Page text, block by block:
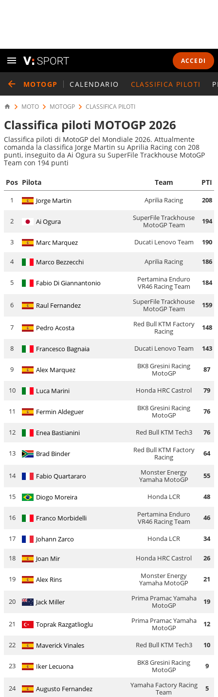
ACCEDI
MOTOGP CALENDARIO CLASSIFICA PILOTI
MOTO MOTOGP CLASSIFICA PILOTI
Classifica piloti MOTOGP 2026
Classifica piloti di MotoGP del Mondiale 2026. Attualmente
comanda la classifica Jorge Martin su Aprilia Racing con 208
punti, inseguito da Ai Ogura su SuperFile Trackhouse MotoGP
Team con 194 punti
Pos Pilota Team PTI
1 Jorge Martin Aprilia Racing 208
2 Ai Ogura
SuperFile Trackhouse
MotoGP Team
194
3 Marc Marquez Ducati Lenovo Team 190
4 Marco Bezzecchi Aprilia Racing 186
5 Fabio Di Giannantonio
Pertamina Enduro
VR46 Racing Team
184
6 Raul Fernandez
SuperFile Trackhouse
MotoGP Team
159
7 Pedro Acosta
Red Bull KTM Factory
Racing
148
8 Francesco Bagnaia Ducati Lenovo Team 143
9 Alex Marquez
BK8 Gresini Racing
MotoGP
87
10 Luca Marini Honda HRC Castrol 79
11 Fermin Aldeguer
BK8 Gresini Racing
MotoGP
76
12 Enea Bastianini Red Bull KTM Tech3 76
13 Brad Binder
Red Bull KTM Factory
Racing
64
14 Fabio Quartararo
Monster Energy
Yamaha MotoGP
55
15 Diogo Moreira Honda LCR 48
16 Franco Morbidelli
Pertamina Enduro
VR46 Racing Team
46
17 Johann Zarco Honda LCR 34
18 Joan Mir Honda HRC Castrol 26
19 Alex Rins
Monster Energy
Yamaha MotoGP
21
20 Jack Miller
Prima Pramac Yamaha
MotoGP
19
21 Toprak Razgatlioglu
Prima Pramac Yamaha
MotoGP
12
22 Maverick Vinales Red Bull KTM Tech3 10
23 Iker Lecuona
BK8 Gresini Racing
MotoGP
9
24 Augusto Fernandez
Yamaha Factory Racing
Team
5